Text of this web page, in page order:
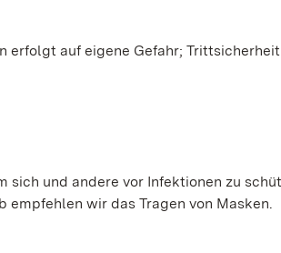
erfolgt auf eigene Gefahr; Trittsicherheit
und andere vor Infektionen zu
empfehlen wir das Tragen von Masken.